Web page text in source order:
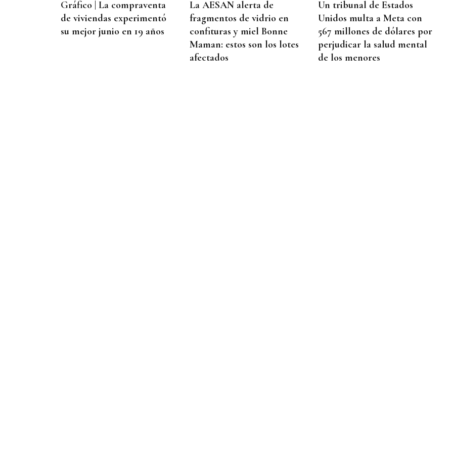
Gráfico | La compraventa
de viviendas experimentó
su mejor junio en 19 años
La AESAN alerta de
fragmentos de vidrio en
confituras y miel Bonne
Maman: estos son los lotes
afectados
Un tribunal de Estados
Unidos multa a Meta con
567 millones de dólares por
perjudicar la salud mental
de los menores